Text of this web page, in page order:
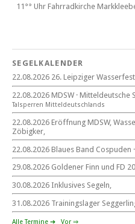
11°° Uhr Fahrrad­kirche
22. August 2026
beim CYCM
für alle Segler am See
Mitteldeutsche Segelwoche
22. – 30. August 2026 in Sachsen ·
Goldener Finn und FD 2026
29. – 30. August 2026
beim SCHP auf der Talsperre Pöhl
SEGELKALENDER
22.08.2026 26. Leipziger
22.08.2026 MDSW · Mitteldeutsche
Tal­sperren Mittel­deut­sch­lands
22.08.2026 Eröffnung MDSW,
Zöbigker,
22.08.2026 Blaues Band Cospuden ·
29.08.2026 Goldener Finn und FD
30.08.2026 Inklusives Segeln,
31.08.2026 Trainingslager
Alle Termine ➔ Vor ⇒